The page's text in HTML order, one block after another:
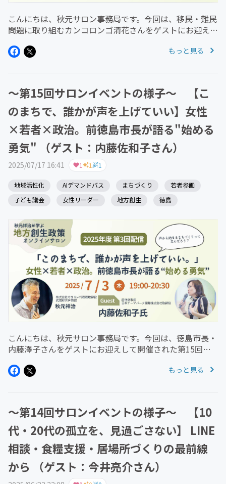
こんにちは、秋元サロン事務局です。今回は、移民・難民
問題に取り組むカンコロンゴ清花さんをゲストにお迎え
しました。テーマは、移民・難民と暮らす日本の現在地。
もっと見る
〜第15回サロンイベントの様子〜 【こ
のまちで、誰かが声を上げていい】女性
×若者×政治。前徳島市長が語る"始める
勇気" （ゲスト：内藤佐和子さん）
2025/07/17 16:41 1 1 1
地域活性化 AIデマンドバス まちづくり
若者参画
子ども議会
女性リーダー 地方創生 徳島
こんにちは、秋元サロン事務局です。今回は、徳島市長・
内藤澤子さんをゲストにお迎えして開催された第15回サ
プに立ち、都市再生・福祉・交通・文化・起業支援までを
もっと見る
〜第14回サロンイベントの様子〜 【10
代・20代の孤立を、見過ごさない】 LINE
相談・食糧支援・居場所づくりの最前線
から （ゲスト：今井亮介さん）